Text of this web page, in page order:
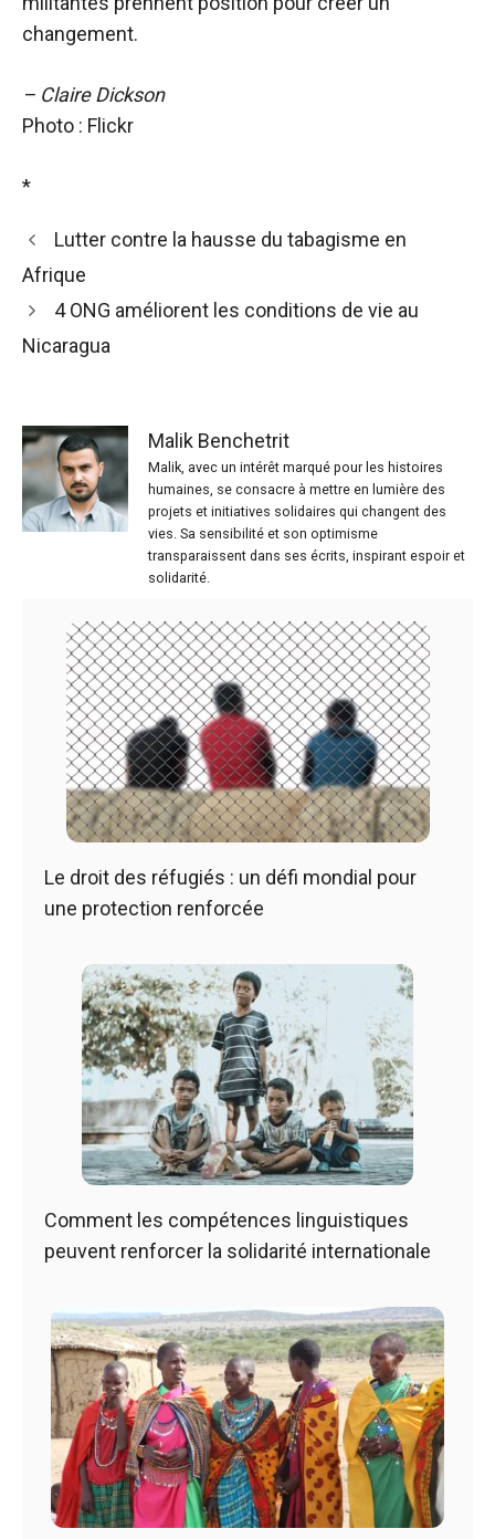
changement.
– Claire Dickson
Photo : Flickr
*
Lutter contre la hausse du tabagisme en
Afrique
4 ONG améliorent les conditions de vie au
Nicaragua
Malik Benchetrit
Malik, avec un intérêt marqué pour les histoires
humaines, se consacre à mettre en lumière des
projets et initiatives solidaires qui changent des
vies. Sa sensibilité et son optimisme
transparaissent dans ses écrits, inspirant espoir et
solidarité.
Le droit des réfugiés : un défi mondial pour
une protection renforcée
Comment les compétences linguistiques
peuvent renforcer la solidarité internationale